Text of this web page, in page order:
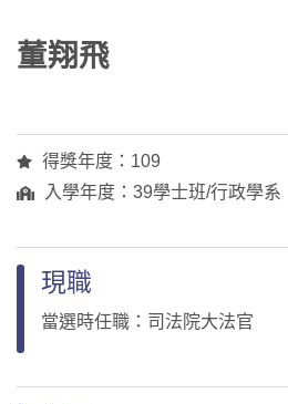
董翔飛
得獎年度：109
入學年度：39學士班/行政學系
現職
當選時任職：司法院大法官